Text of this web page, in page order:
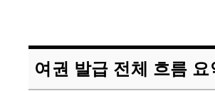
여권 발급 전체 흐름 요